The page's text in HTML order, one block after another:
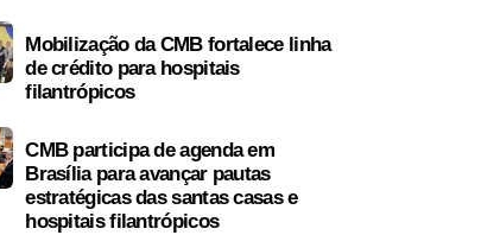
Mobilização da CMB fortalece linha
de crédito para hospitais
filantrópicos
CMB participa de agenda em
Brasília para avançar pautas
estratégicas das santas casas e
hospitais filantrópicos